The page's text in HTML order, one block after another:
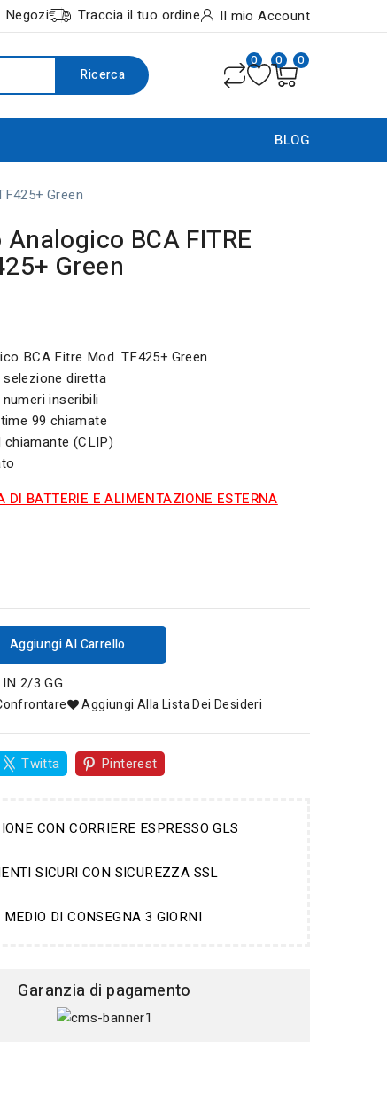
Negozi Traccia il tuo ordine Il mio Account
Ricerca
0 0 0
BLOG
Green
BCA FITRE
Green
BCA Fitre Mod. TF425+ Green
diretta
inseribili
99 chiamate
(CLIP)
DI BATTERIE E ALIMENTAZIONE ESTERNA
Aggiungi Al Carrello
2/3 GG
Aggiungi Alla Lista Dei Desideri
Twitta Pinterest
CON CORRIERE ESPRESSO GLS
SICURI CON SICUREZZA SSL
DI CONSEGNA 3 GIORNI
Garanzia di pagamento